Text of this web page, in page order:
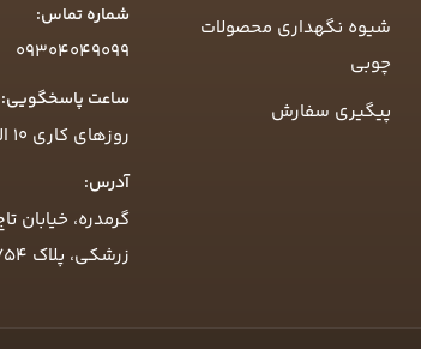
شیوه نگهداری محصولات
چوبی
پیگیری سفارش
شماره تماس:
09304049099
ساعت پاسخگویی:
روزهای کاری ۱۰ الی ۱۶
آدرس:
گرمدره، خیابان
زرشکی، پلاک ۷۵۴